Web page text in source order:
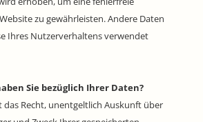
zu gewährleisten. Andere Daten
Ihres Nutzerverhaltens verwendet
Sie bezüglich Ihrer Daten?
das Recht, unentgeltlich Auskunft über